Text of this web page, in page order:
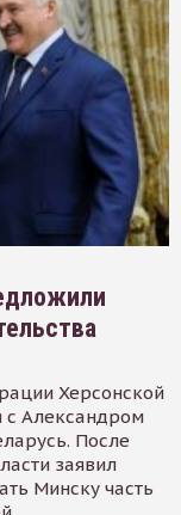
Херсонской
с Александром
После
заявил
Минску часть